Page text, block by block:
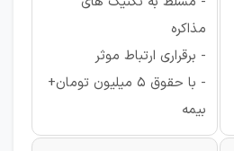
مذاکره
- برقراری ارتباط موثر
- با حقوق 5 میلیون تومان+
بیمه